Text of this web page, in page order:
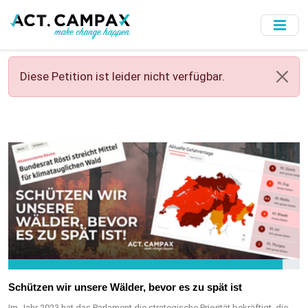
to
content
Diese Petition ist leider nicht verfügbar.
Schützen wir unsere Wälder, bevor es zu spät ist